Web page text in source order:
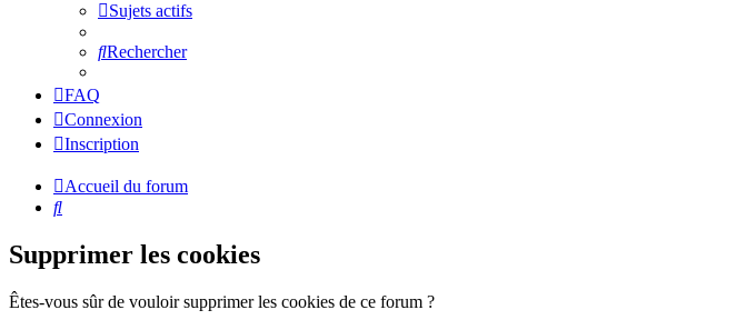
Sujets actifs
Rechercher
FAQ
Connexion
Inscription
Accueil du forum
Rechercher
Supprimer les cookies
Êtes-vous sûr de vouloir supprimer les cookies de ce forum ?